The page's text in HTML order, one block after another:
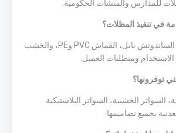
للمدارس والمنشآت الحكومية.
يتم استخدام الحديد، الساندوتش بانل، القماش PVC وPE، والخشب
ومتطلبات العميل.
السواتر الخشبية، السواتر البلاستيكية